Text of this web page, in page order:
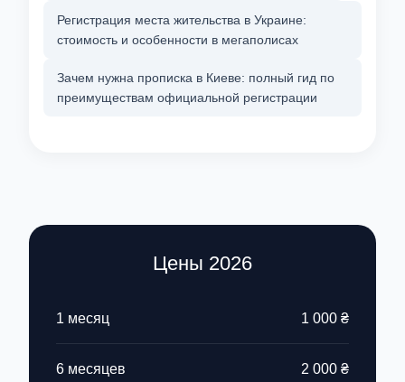
Регистрация места жительства в Украине:
стоимость и особенности в мегаполисах
Зачем нужна прописка в Киеве: полный гид по
преимуществам официальной регистрации
Цены 2026
1 месяц 1 000 ₴
6 месяцев 2 000 ₴